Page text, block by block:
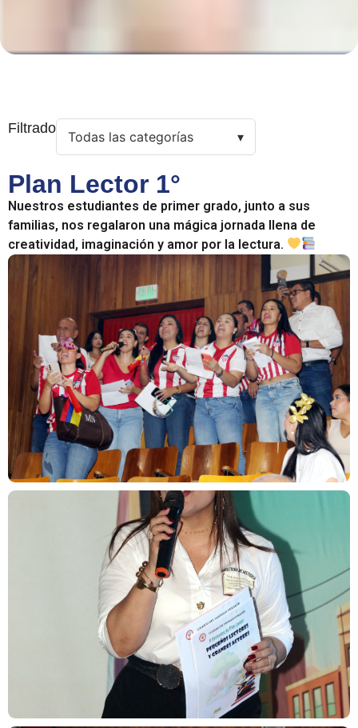
Filtrado
Todas las categorías
Plan Lector 1°
Nuestros estudiantes de primer grado, junto a sus
familias, nos regalaron una mágica jornada llena de
creatividad, imaginación y amor por la lectura.